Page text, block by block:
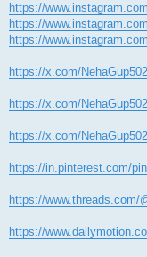
https://
https://
https://
https://x.com/
https://x.com/
https://x.com/
https://in.pinterest.com/
https://www.threads.com/
https://